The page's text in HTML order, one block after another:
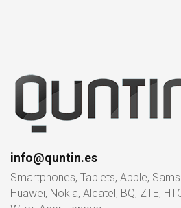
info@quntin.es
Smartphones, Tablets, Apple,
Huawei, Nokia, Alcatel, BQ, ZTE,